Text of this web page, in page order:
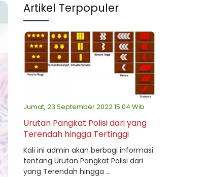
Artikel Terpopuler
Jumat, 23 September 2022 15:04 Wib
Urutan Pangkat Polisi dari yang
Terendah hingga Tertinggi
Kali ini admin akan berbagi informasi
tentang Urutan Pangkat Polisi dari
yang Terendah hingga ...